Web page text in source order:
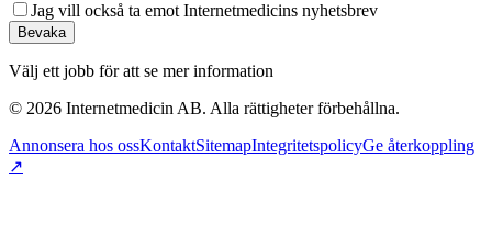
Jag vill också ta emot Internetmedicins nyhetsbrev
Bevaka
Välj ett jobb för att se mer information
© 2026 Internetmedicin AB. Alla rättigheter förbehållna.
Annonsera hos ossKontaktSitemapIntegritetspolicyGe återkoppling
↗